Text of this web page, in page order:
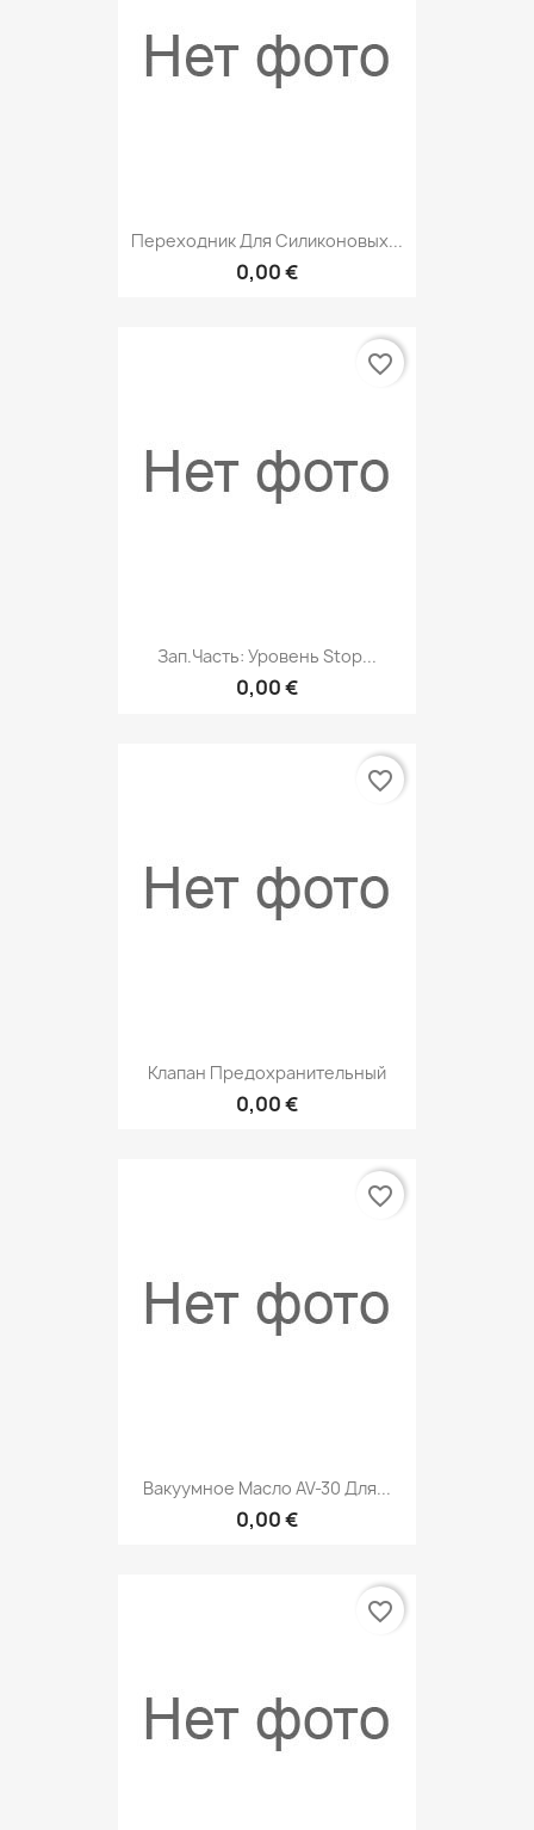
Переходник Для Силиконовых...
0,00 €
Зап.часть: Уровень Stop...
0,00 €
favorite_border
Клапан Предохранительный
0,00 €
favorite_border
Вакуумное Масло AV-30 Для...
0,00 €
favorite_border
favorite_border